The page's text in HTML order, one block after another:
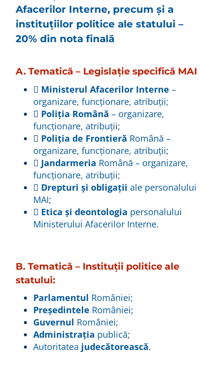
Afacerilor Interne, precum şi a
instituţiilor politice ale statului –
20% din nota finală
A. Tematică – Legislație specifică MAI
 Ministerul Afacerilor Interne –
organizare, funcționare, atribuții;
 Poliția Română – organizare,
funcționare, atribuții;
 Poliția de Frontieră Română –
organizare, funcționare, atribuții;
 Jandarmeria Română – organizare,
funcționare, atribuții;
 Drepturi și obligații ale personalului
MAI;
 Etica și deontologia personalului
Ministerului Afacerilor Interne.
B. Tematică – Instituţii politice ale
statului:
Parlamentul României;
Preşedintele României;
Guvernul României;
Administrația publică;
Autoritatea judecătorească.